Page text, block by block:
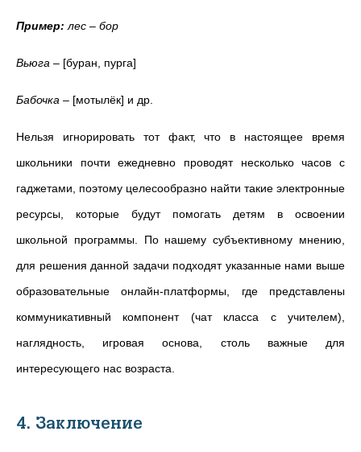
Пример: лес – бор
Вьюга – [буран, пурга]
Бабочка – [мотылёк] и др.
Нельзя игнорировать тот факт, что в настоящее время
школьники почти ежедневно проводят несколько часов с
гаджетами, поэтому целесообразно найти такие электронные
ресурсы, которые будут помогать детям в освоении
школьной программы. По нашему субъективному мнению,
для решения данной задачи подходят указанные нами выше
образовательные онлайн-платформы, где представлены
коммуникативный компонент (чат класса с учителем),
наглядность, игровая основа, столь важные для
интересующего нас возраста.
4. Заключение